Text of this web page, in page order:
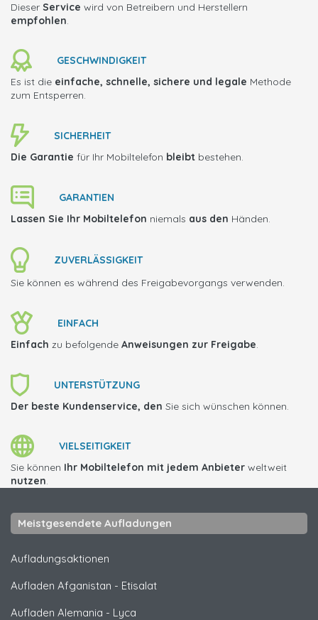
Dieser Service wird von Betreibern und Herstellern
empfohlen.
GESCHWINDIGKEIT
Es ist die einfache, schnelle, sichere und legale Methode
zum Entsperren.
SICHERHEIT
Die Garantie für Ihr Mobiltelefon bleibt bestehen.
GARANTIEN
Lassen Sie Ihr Mobiltelefon niemals aus den Händen.
ZUVERLÄSSIGKEIT
Sie können es während des Freigabevorgangs verwenden.
EINFACH
Einfach zu befolgende Anweisungen zur Freigabe.
UNTERSTÜTZUNG
Der beste Kundenservice, den Sie sich wünschen können.
VIELSEITIGKEIT
Sie können Ihr Mobiltelefon mit jedem Anbieter weltweit
nutzen.
Meistgesendete Aufladungen
Aufladungsaktionen
Aufladen Afganistan - Etisalat
Aufladen Alemania - Lyca